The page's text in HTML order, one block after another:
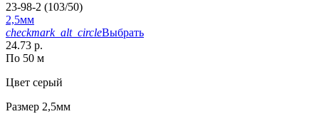
23-98-2 (103/50)
2,5мм
checkmark_alt_circleВыбрать
24.73 р.
По 50 м
Цвет серый
Размер 2,5мм